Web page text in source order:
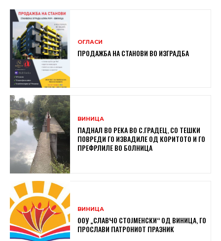
ОГЛАСИ
ПРОДАЖБА НА СТАНОВИ ВО ИЗГРАДБА
ВИНИЦА
ПАДНАЛ ВО РЕКА ВО С.ГРАДЕЦ, СО ТЕШКИ
ПОВРЕДИ ГО ИЗВАДИЛЕ ОД КОРИТОТО И ГО
ПРЕФРЛИЛЕ ВО БОЛНИЦА
ВИНИЦА
ООУ „СЛАВЧО СТОЈМЕНСКИ“ ОД ВИНИЦА, ГО
ПРОСЛАВИ ПАТРОНИОТ ПРАЗНИК